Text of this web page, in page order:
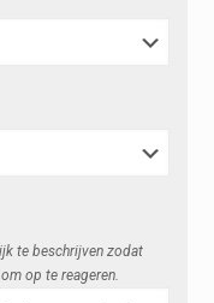
te beschrijven zodat
op te reageren.